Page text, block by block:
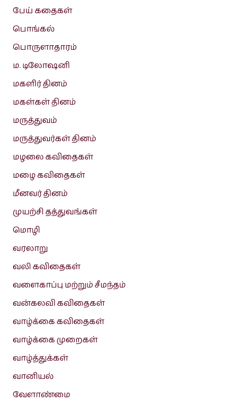
பேய் கதைகள்
பொங்கல்
பொருளாதாரம்
ம. டிலோஷனி
மகளிர் தினம்
மகள்கள் தினம்
மருத்துவம்
மருத்துவர்கள் தினம்
மழலை கவிதைகள்
மழை கவிதைகள்
மீனவர் தினம்
முயற்சி தத்துவங்கள்
மொழி
வரலாறு
வலி கவிதைகள்
வளைகாப்பு மற்றும் சீமந்தம்
வன்கலவி கவிதைகள்
வாழ்க்கை கவிதைகள்
வாழ்க்கை முறைகள்
வாழ்த்துக்கள்
வானியல்
வேளாண்மை